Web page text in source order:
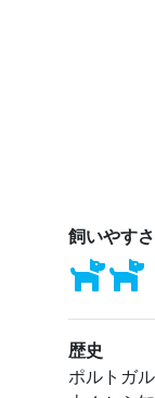
飼いやすさ
歴史
ポルトガ